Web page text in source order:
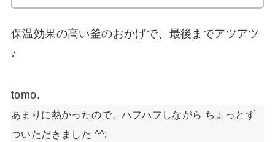
保温効果の高い釜のおかげで、最後までアツアツ
♪
tomo.
あまりに熱かったので、ハフハフしながら ちょっとず
ついただきました ^^;